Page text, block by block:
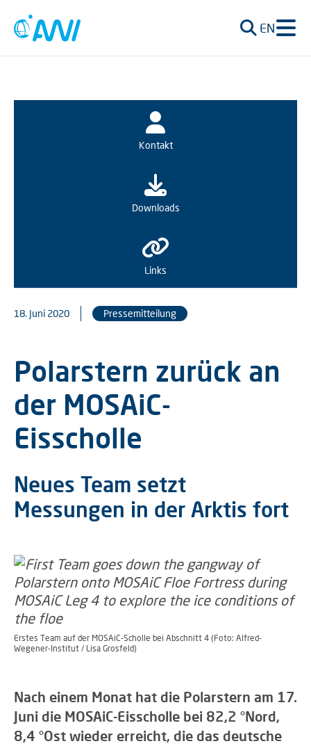
EN
Kontakt
Downloads
Links
18. Juni 2020 Pressemitteilung
Polarstern zurück an
der MOSAiC-
Eisscholle
Neues Team setzt
Messungen in der Arktis fort
Erstes Team auf der MOSAiC-Scholle bei Abschnitt 4 (Foto: Alfred-
Wegener-Institut / Lisa Grosfeld)
Nach einem Monat hat die Polarstern am 17.
Juni die MOSAiC-Eisscholle bei 82,2 °Nord,
8,4 °Ost wieder erreicht, die das deutsche